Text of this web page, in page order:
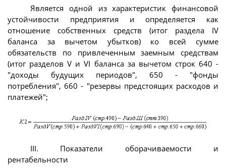
Является одной из характеристик финансовой
устойчивости предприятия и определяется как
отношение собственных средств (итог раздела IV
баланса за вычетом убытков) ко всей сумме
обязательств по привлеченным заемным средствам
(итог разделов V и VI баланса за вычетом строк 640 -
"доходы будущих периодов", 650 - "фонды
потребления", 660 - "резервы предстоящих расходов и
платежей";
III. Показатели оборачиваемости и
рентабельности